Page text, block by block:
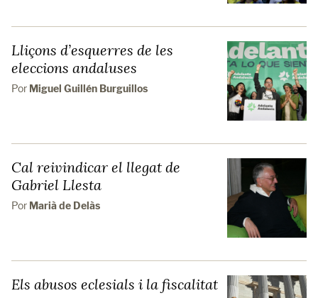
Lliçons d’esquerres de les
eleccions andaluses
Por Miguel Guillén Burguillos
Cal reivindicar el llegat de
Gabriel Llesta
Por Marià de Delàs
Els abusos eclesials i la fiscalitat